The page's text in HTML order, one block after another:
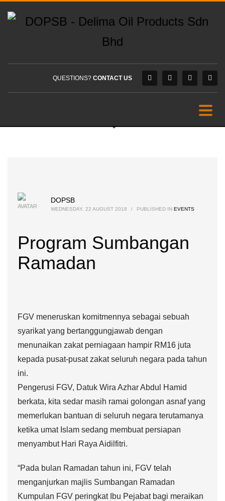
QUESTIONS? CONTACT US
DOPSB
WEDNESDAY, 22 AUGUST 2018 / PUBLISHED IN EVENTS
Program Sumbangan
Ramadan
FGV meneruskan komitmennya sebagai sebuah
syarikat yang bertanggungjawab dengan
menunaikan zakat perniagaan hampir RM16 juta
kepada pusat-pusat zakat seluruh negara pada tahun
ini.
Pengerusi FGV, Datuk Wira Azhar Abdul Hamid
berkata, kita sedar masih ramai golongan asnaf yang
memerlukan bantuan di seluruh negara terutamanya
ketika umat Islam sedang membuat persiapan
menyambut Hari Raya Aidilfitri.
“Pada bulan Ramadan tahun ini, FGV telah
menganjurkan majlis Sumbangan Ramadan
Kumpulan FGV peringkat Ibu Pejabat bagi meraikan